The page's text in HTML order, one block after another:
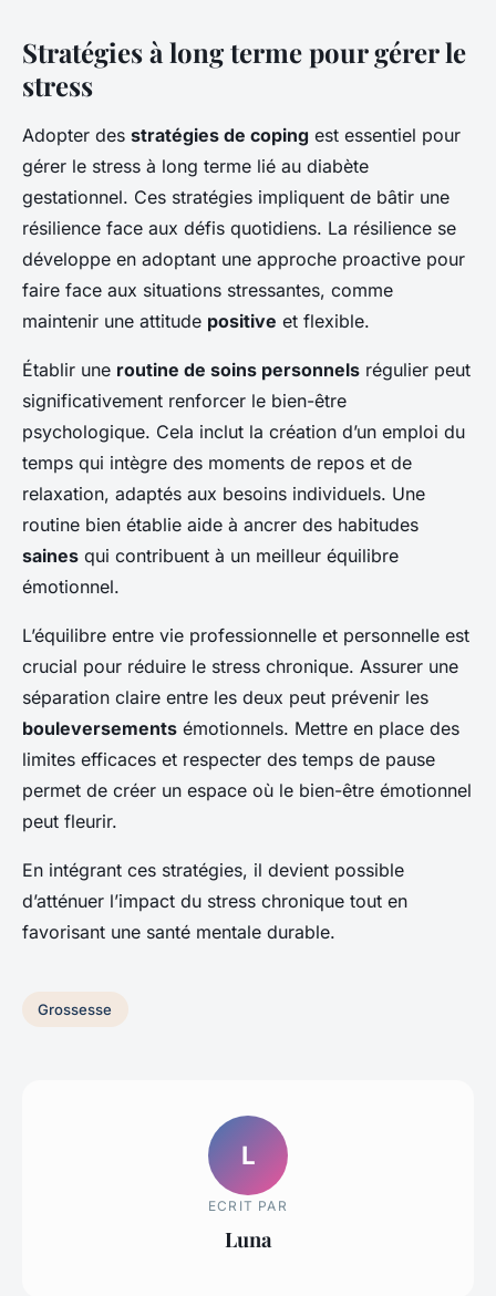
Stratégies à long terme pour gérer le
stress
Adopter des stratégies de coping est essentiel pour
gérer le stress à long terme lié au diabète
gestationnel. Ces stratégies impliquent de bâtir une
résilience face aux défis quotidiens. La résilience se
développe en adoptant une approche proactive pour
faire face aux situations stressantes, comme
maintenir une attitude positive et flexible.
Établir une routine de soins personnels régulier peut
significativement renforcer le bien-être
psychologique. Cela inclut la création d’un emploi du
temps qui intègre des moments de repos et de
relaxation, adaptés aux besoins individuels. Une
routine bien établie aide à ancrer des habitudes
saines qui contribuent à un meilleur équilibre
émotionnel.
L’équilibre entre vie professionnelle et personnelle est
crucial pour réduire le stress chronique. Assurer une
séparation claire entre les deux peut prévenir les
bouleversements émotionnels. Mettre en place des
limites efficaces et respecter des temps de pause
permet de créer un espace où le bien-être émotionnel
peut fleurir.
En intégrant ces stratégies, il devient possible
d’atténuer l’impact du stress chronique tout en
favorisant une santé mentale durable.
Grossesse
L
ECRIT PAR
Luna